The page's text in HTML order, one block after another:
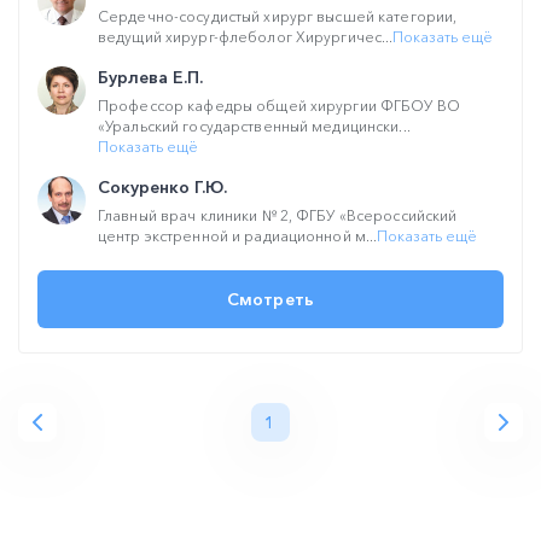
Сердечно-сосудистый хирург высшей категории,
ведущий хирург-флеболог Хирургичес...Показать ещё
Бурлева Е.П.
Профессор кафедры общей хирургии ФГБОУ ВО
«Уральский государственный медицински...
Показать ещё
Сокуренко Г.Ю.
Главный врач клиники № 2, ФГБУ «Всероссийский
центр экстренной и радиационной м...Показать ещё
Смотреть
1